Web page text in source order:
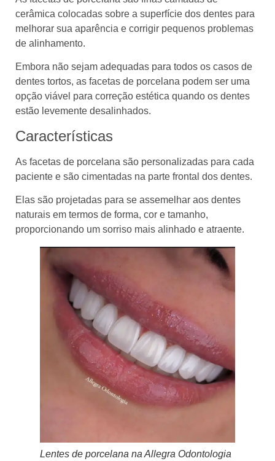
cerâmica colocadas sobre a superfície dos dentes para
melhorar sua aparência e corrigir pequenos problemas
de alinhamento.
Embora não sejam adequadas para todos os casos de
dentes tortos, as facetas de porcelana podem ser uma
opção viável para correção estética quando os dentes
estão levemente desalinhados.
Características
As facetas de porcelana são personalizadas para cada
paciente e são cimentadas na parte frontal dos dentes.
Elas são projetadas para se assemelhar aos dentes
naturais em termos de forma, cor e tamanho,
proporcionando um sorriso mais alinhado e atraente.
Lentes de porcelana na Allegra Odontologia